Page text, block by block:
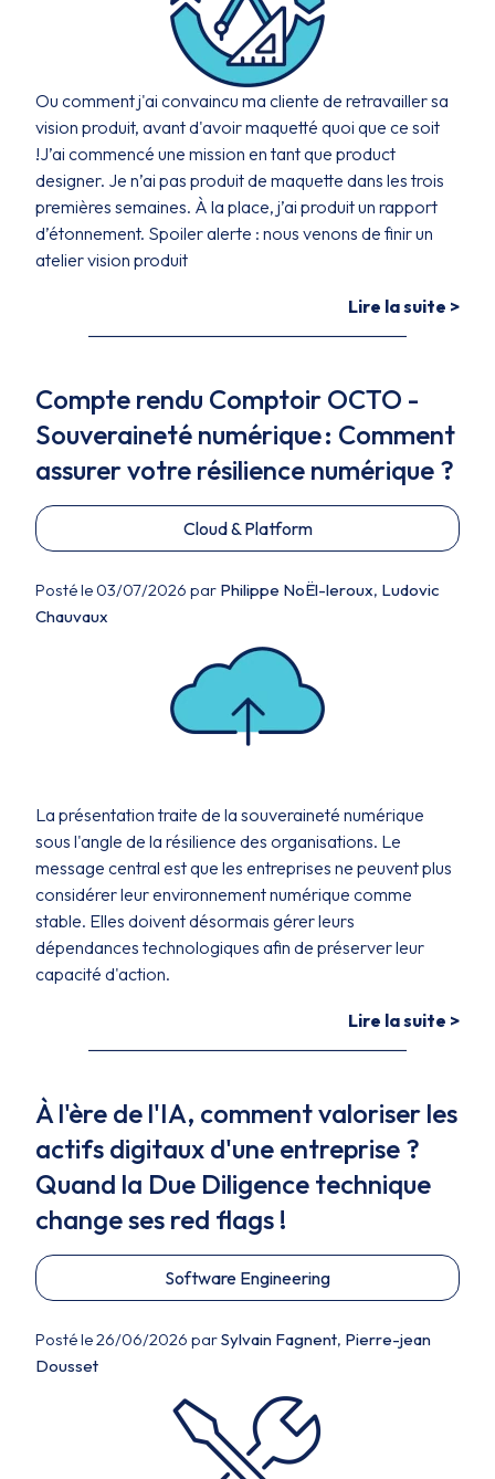
Ou comment j'ai convaincu ma cliente de retravailler sa
vision produit, avant d'avoir maquetté quoi que ce soit
!J’ai commencé une mission en tant que product
designer. Je n’ai pas produit de maquette dans les trois
premières semaines. À la place, j’ai produit un rapport
d’étonnement. Spoiler alerte : nous venons de finir un
atelier vision produit
Lire la suite >
Compte rendu Comptoir OCTO -
Souveraineté numérique : Comment
assurer votre résilience numérique ?
Cloud & Platform
Posté le 03/07/2026 par Philippe NoËl-leroux, Ludovic
Chauvaux
La présentation traite de la souveraineté numérique
sous l'angle de la résilience des organisations. Le
message central est que les entreprises ne peuvent plus
considérer leur environnement numérique comme
stable. Elles doivent désormais gérer leurs
dépendances technologiques afin de préserver leur
capacité d'action.
Lire la suite >
À l'ère de l'IA, comment valoriser les
actifs digitaux d'une entreprise ?
Quand la Due Diligence technique
change ses red flags !
Software Engineering
Posté le 26/06/2026 parSylvain Fagnent, Pierre-jean
Dousset